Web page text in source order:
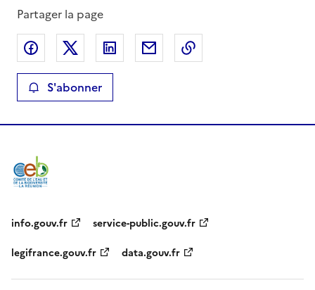
Partager la page
Partager sur Facebook
Partager sur XPartager sur LinkedIn
Partager par email
S'abonner
info.gouv.fr
service-public.gouv.fr
legifrance.gouv.fr
data.gouv.fr